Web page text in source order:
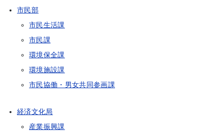
市民部
市民生活課
市民課
環境保全課
環境施設課
市民協働・男女共同参画課
経済文化局
産業振興課